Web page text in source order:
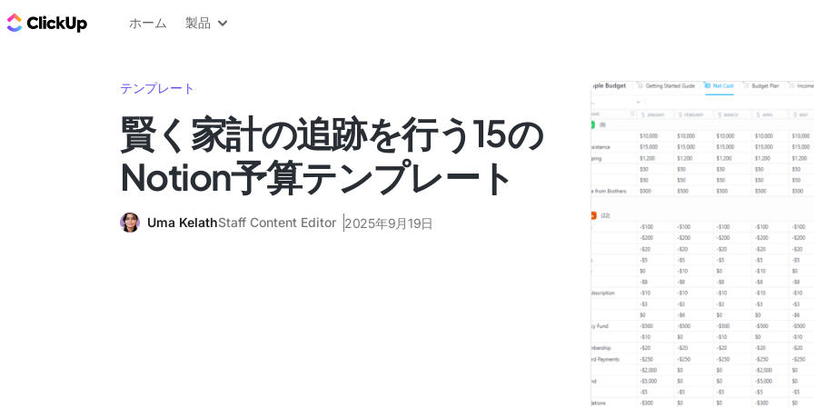
ClickUp ブログ
ホーム 製品
テンプレート
賢く家計の追跡を行う15の
Notion予算テンプレート
Uma KelathStaff Content Editor 2025年9月19日